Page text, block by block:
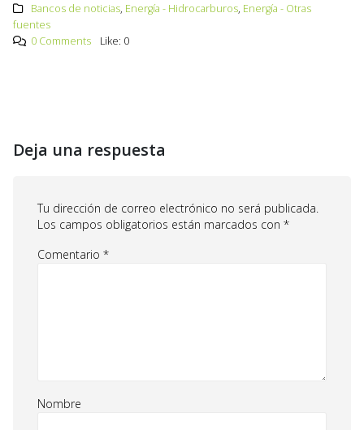
Bancos de noticias, Energía - Hidrocarburos, Energía - Otras
fuentes
0 Comments
Like: 0
Deja una respuesta
Tu dirección de correo electrónico no será publicada.
Los campos obligatorios están marcados con *
Comentario *
Nombre